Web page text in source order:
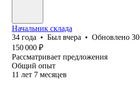
Начальник склада
34 года • Был вчера • Обновлено
150 000 ₽
Рассматривает предложения
Общий опыт
11 лет 7 месяцев